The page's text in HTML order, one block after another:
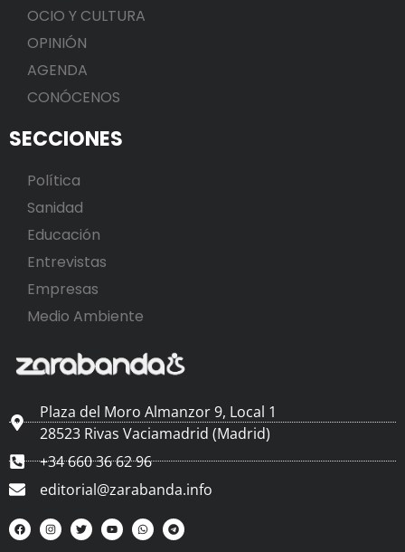
OCIO Y CULTURA
OPINIÓN
AGENDA
CONÓCENOS
SECCIONES
Política
Sanidad
Educación
Entrevistas
Empresas
Medio Ambiente
Plaza del Moro Almanzor 9, Local 1
28523 Rivas Vaciamadrid (Madrid)
+34 660 36 62 96
editorial@zarabanda.info